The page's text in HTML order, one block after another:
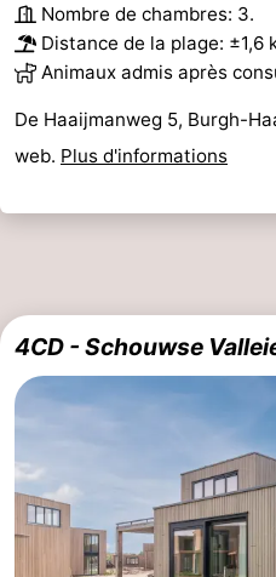
Nombre de chambres: 3.
Distance de la plage: ±1,6
Animaux admis après
De Haaijmanweg 5, Burgh-
web. Plus d'informations
4CD - Schouwse